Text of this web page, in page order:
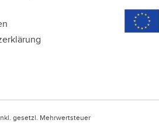
gesetzl. Mehrwertsteuer